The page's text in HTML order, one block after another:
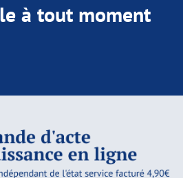
à tout moment